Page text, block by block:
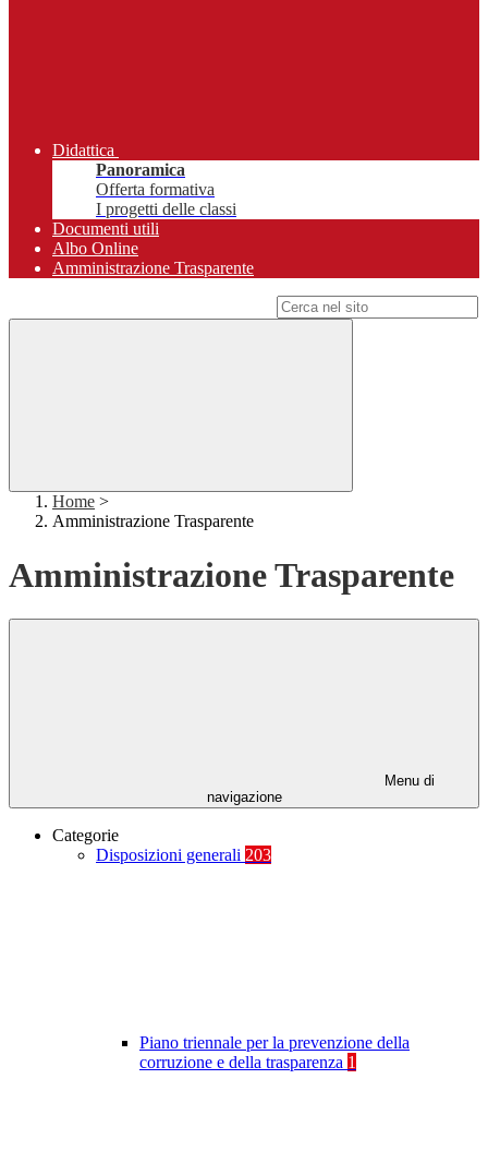
Didattica
Panoramica
Offerta formativa
I progetti delle classi
Documenti utili
Albo Online
Amministrazione Trasparente
Home >
Amministrazione Trasparente
Amministrazione Trasparente
Menu di
navigazione
Categorie
Disposizioni generali 203
Piano triennale per la prevenzione della
corruzione e della trasparenza 1